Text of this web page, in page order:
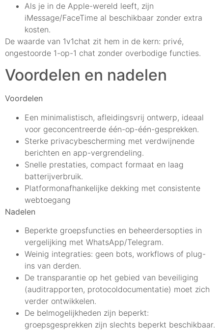
Als je in de Apple-wereld leeft, zijn
iMessage/FaceTime al beschikbaar zonder extra
kosten.
De waarde van 1v1chat zit hem in de kern: privé,
ongestoorde 1-op-1 chat zonder overbodige functies.
Voordelen en nadelen
Voordelen
Een minimalistisch, afleidingsvrij ontwerp, ideaal
voor geconcentreerde één-op-één-gesprekken.
Sterke privacybescherming met verdwijnende
berichten en app-vergrendeling.
Snelle prestaties, compact formaat en laag
batterijverbruik.
Platformonafhankelijke dekking met consistente
webtoegang
Nadelen
Beperkte groepsfuncties en beheerdersopties in
vergelijking met WhatsApp/Telegram.
Weinig integraties: geen bots, workflows of plug-
ins van derden.
De transparantie op het gebied van beveiliging
(auditrapporten, protocoldocumentatie) moet zich
verder ontwikkelen.
De belmogelijkheden zijn beperkt:
groepsgesprekken zijn slechts beperkt beschikbaar.